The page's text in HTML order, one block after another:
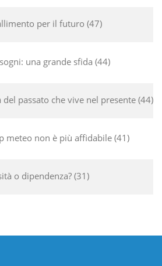
per il futuro 47
una grande sfida 44
del passato che vive nel presente 44
meteo non è più affidabile 41
o dipendenza? 31